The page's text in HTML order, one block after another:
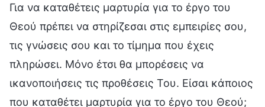
Για να καταθέτεις μαρτυρία για το έργο του
Θεού πρέπει να στηρίζεσαι στις εμπειρίες σου,
τις γνώσεις σου και το τίμημα που έχεις
πληρώσει. Μόνο έτσι θα μπορέσεις να
ικανοποιήσεις τις προθέσεις Του. Είσαι κάποιος
που καταθέτει μαρτυρία για το έργο του Θεού;